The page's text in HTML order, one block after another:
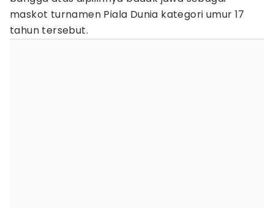
maskot turnamen Piala Dunia kategori umur 17
tahun tersebut.